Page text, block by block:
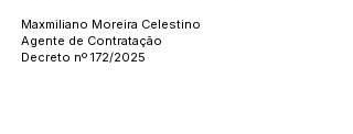
Maxmiliano Moreira Celestino
Agente de Contratação
Decreto nº 172/2025